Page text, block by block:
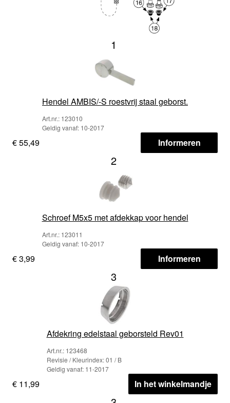
1
Hendel AMBIS/-S roestvrij staal geborst.
Art.nr.: 123010
Geldig vanaf: 10-2017
€ 55,49 Informeren
2
Schroef M5x5 met afdekkap voor hendel
Art.nr.: 123011
Geldig vanaf: 10-2017
€ 3,99 Informeren
3
Afdekring edelstaal geborsteld Rev01
Art.nr.: 123468
Revisie / Kleurindex: 01 / B
Geldig vanaf: 11-2017
€ 11,99 In het winkelmandje